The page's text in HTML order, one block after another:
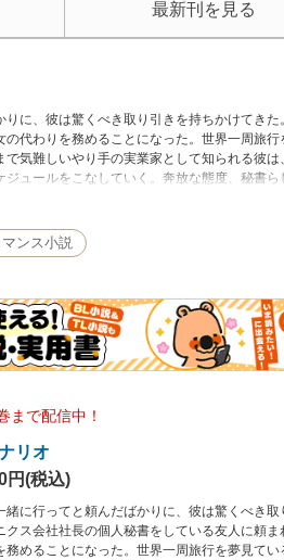
最新刊を見る
に、彼は驚くべき取り引きを持ちかけてき
代わりを務めることになった。世界一周旅
気難しいやり手の実業家として知られる彼
ュールをこなしていく。奔放な態度、秘書
舞踏会に行く話をしていたとき、フローラは
ンス小説
まで配信中！
リオ
円(税込)
に行ってと頼んだばかりに、彼は驚くべき
クス会社社長の個人秘書をしている友人に頼
務めることになった。世界一周旅行を夢見て